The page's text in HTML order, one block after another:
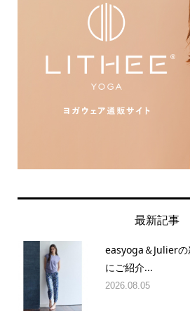
最新記事
easyoga＆Julier
にご紹介...
2026.08.05